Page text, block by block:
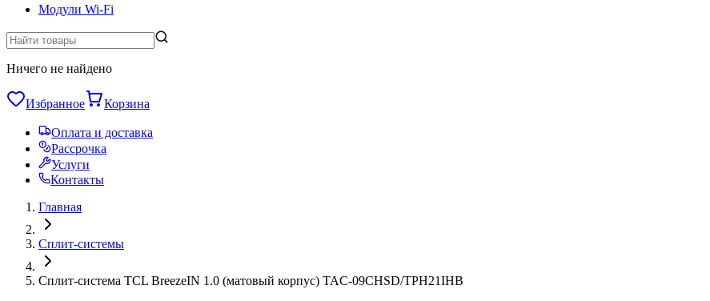
Модули Wi-Fi
Ничего не найдено
Избранное Корзина
Оплата и доставка
Рассрочка
Услуги
Контакты
Главная
Сплит-системы
Сплит-система TCL BreezeIN 1.0 (матовый корпус) TAC-09CHSD/TPH21IHB